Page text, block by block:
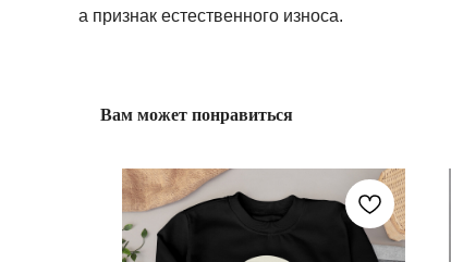
а признак естественного износа.
Вам может понравиться